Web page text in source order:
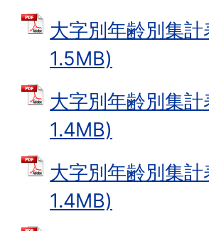
大字別年齢別集
1.5MB)
大字別年齢別集
1.4MB)
大字別年齢別集
1.4MB)